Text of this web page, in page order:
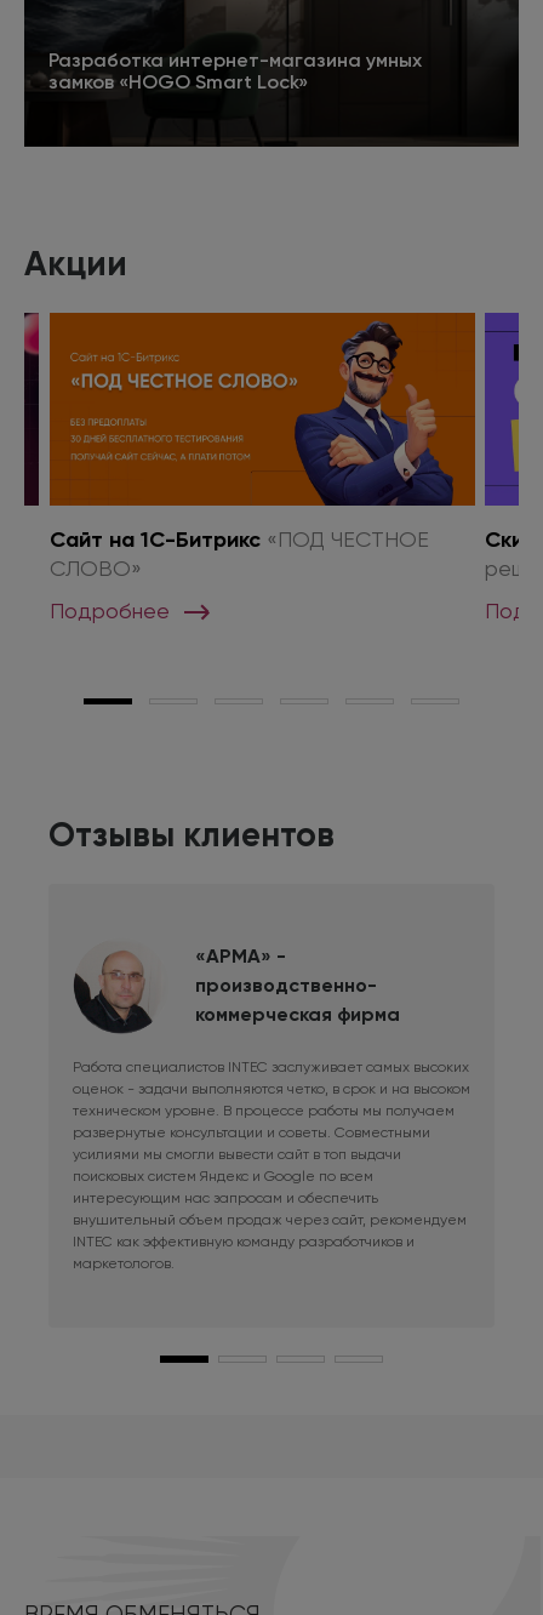
Разработка интернет-магазина умных
замков «HOGO Smart Lock»
Подробнее
Акции
Сайт на 1С-Битрикс«ПОД ЧЕСТНОЕ
СЛОВО»
Подробнее
Отзывы клиентов
«АРМА» -
производственно-
коммерческая фирма
Работа специалистов INTEC заслуживает самых высоких
оценок - задачи выполняются четко, в срок и на высоком
техническом уровне. В процессе работы мы получаем
развернутые консультации и советы. Совместными
усилиями мы смогли вывести сайт в топ выдачи
поисковых систем Яндекс и Google по всем
интересующим нас запросам и обеспечить
внушительный объем продаж через сайт, рекомендуем
INTEC как эффективную команду разработчиков и
маркетологов.